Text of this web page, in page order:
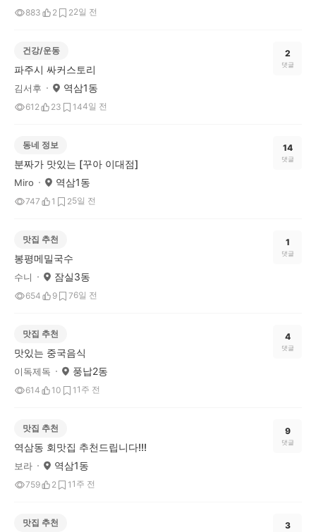
883 2 22일 전
건강/운동
파주시 싸커스토리
김서후 역삼1동
612 23 144일 전
2
댓글
동네 정보
분짜가 맛있는 [꾸아 이대점]
Miro 역삼1동
747 1 25일 전
14
댓글
맛집 추천
봉평메밀국수
수니 잠실3동
654 9 76일 전
1
댓글
맛집 추천
맛있는 중국음식
이독제독 풍납2동
614 10 1 1주 전
4
댓글
맛집 추천
역삼동 회맛집 추천드립니다!!!
보라 역삼1동
759 2 1 1주 전
9
댓글
맛집 추천 3